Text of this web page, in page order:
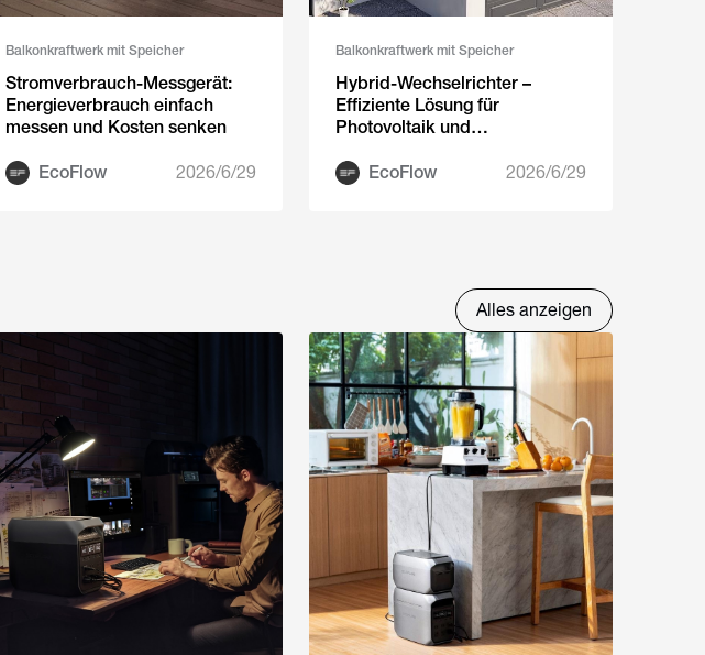
Balkonkraftwerk mit Speicher
Stromverbrauch-Messgerät:
Energieverbrauch einfach
messen und Kosten senken
EcoFlow 2026/6/29
Balkonkraftwerk mit Speicher
Hybrid-Wechselrichter –
Effiziente Lösung für
Photovoltaik und
EcoFlow
2026/6/29
Alles anzeigen